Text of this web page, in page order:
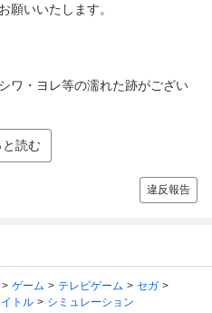
願いいたします。
ワ・ヨレ等の濡れた跡がござい
と読む
違反報告
ゲーム テレビゲーム
セガ
トル シミュレーション